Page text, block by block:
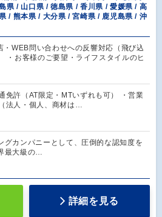
県 / 山口県 / 徳島県 / 香川県 / 愛媛県 / 高
/ 熊本県 / 大分県 / 宮崎県 / 鹿児島県 / 沖
・WEB問い合わせへの反響対応（飛び込
・お客様のご要望・ライフスタイルのヒ
免許（AT限定・MTいずれも可） ・営業
法人・個人、商材は…
カンパニーとして、圧倒的な認知度を
最大級の…
詳細を見る